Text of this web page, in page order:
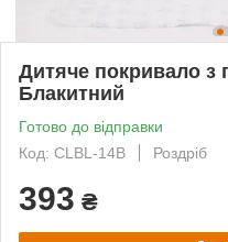
Дитяче покривало з
Блакитний
Готово до відправки
Код: CLBL-14B
Роздріб
393 ₴